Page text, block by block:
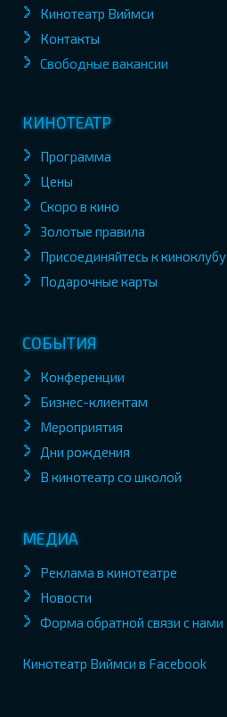
Кинотеатр Виймси
Контакты
Свободные вакансии
КИНОТЕАТР
Программа
Цены
Скоро в кино
Золотые правила
Присоединяйтесь к киноклубу
Подарочные карты
СОБЫТИЯ
Конференции
Бизнес-клиентам
Мероприятия
Дни рождения
В кинотеатр со школой
МЕДИА
Реклама в кинотеатре
Новости
Форма обратной связи с нами
Кинотеатр Виймси в Facebook